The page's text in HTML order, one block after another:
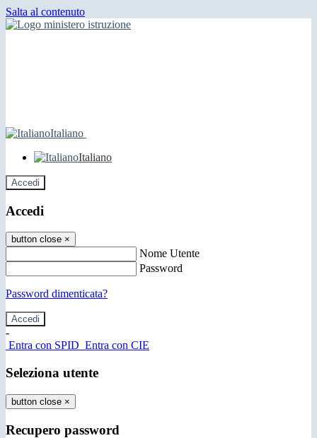
Salta al contenuto
Italiano
Italiano
Accedi
Accedi
button close ×
Nome Utente
Password
Password dimenticata?
-
Entra con SPID Entra con CIE
Seleziona utente
button close ×
Recupero password